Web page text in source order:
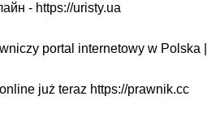
- https://uristy.ua
portal internetowy w Polska |
już teraz https://prawnik.cc